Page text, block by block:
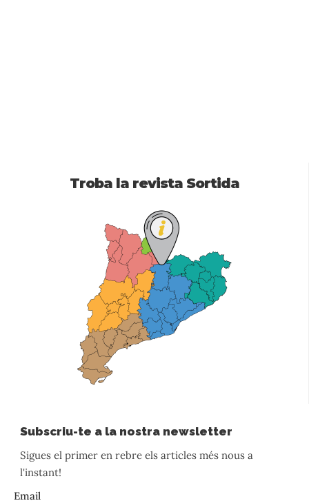
Troba la revista Sortida
Subscriu-te a la nostra newsletter
Sigues el primer en rebre els articles més nous a
l'instant!
Email